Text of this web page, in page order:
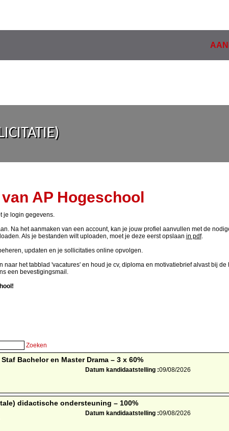
AP Hogeschool
je login gegevens.
Na het aanmaken van een account, kan je jouw profiel aanvullen met de
Als je bestanden wilt uploaden, moet je deze eerst opslaan in pdf.
updaten en je sollicitaties online opvolgen.
naar het tabblad 'vacatures' en houd je cv, diploma en motivatiebrief alvast bij de
een bevestigingsmail.
Zoeken
Bachelor en Master Drama – 3 x 60%
Datum kandidaatstelling :09/08/2026
didactische ondersteuning – 100%
Datum kandidaatstelling :09/08/2026